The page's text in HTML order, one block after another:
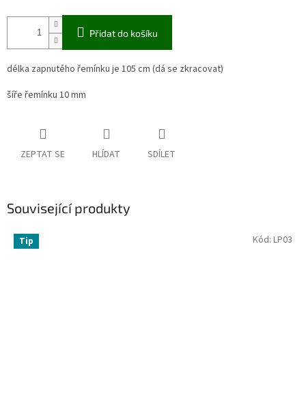
Přidat do košíku
délka zapnutého řemínku je 105 cm (dá se zkracovat)
šíře řemínku 10 mm
ZEPTAT SE HLÍDAT SDÍLET
Související produkty
Tip Kód: LP03